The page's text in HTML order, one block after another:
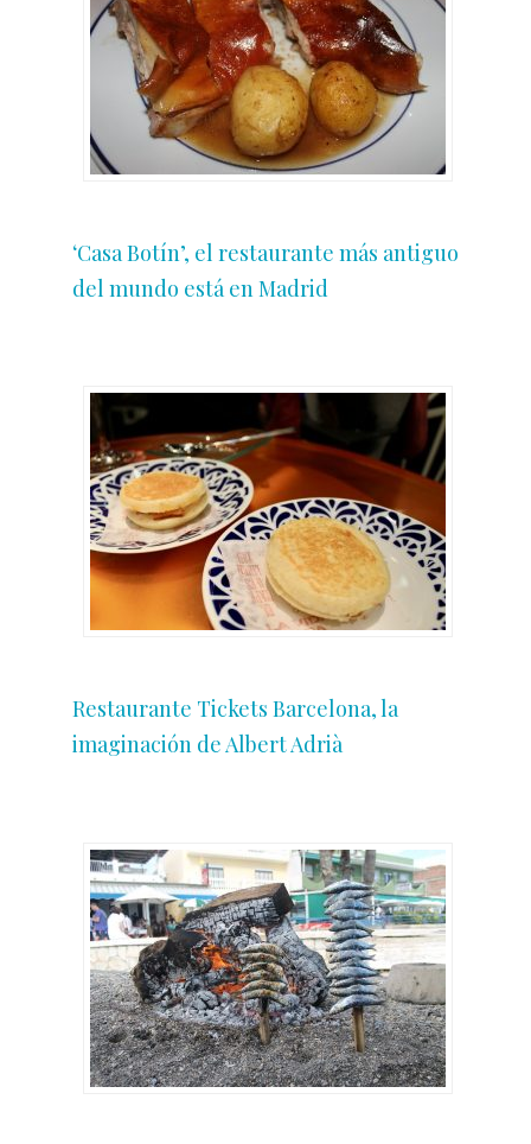
‘Casa Botín’, el restaurante más antiguo
del mundo está en Madrid
Restaurante Tickets Barcelona, la
imaginación de Albert Adrià